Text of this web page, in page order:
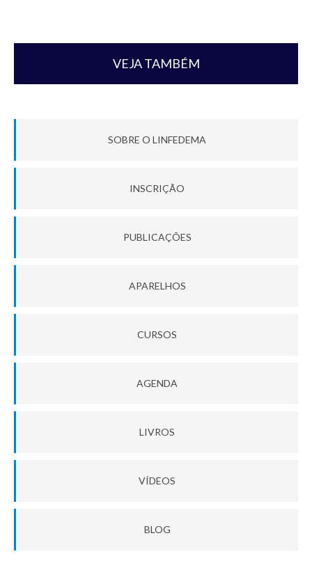
VEJA TAMBÉM
SOBRE O LINFEDEMA
INSCRIÇÃO
PUBLICAÇÕES
APARELHOS
CURSOS
AGENDA
LIVROS
VÍDEOS
BLOG